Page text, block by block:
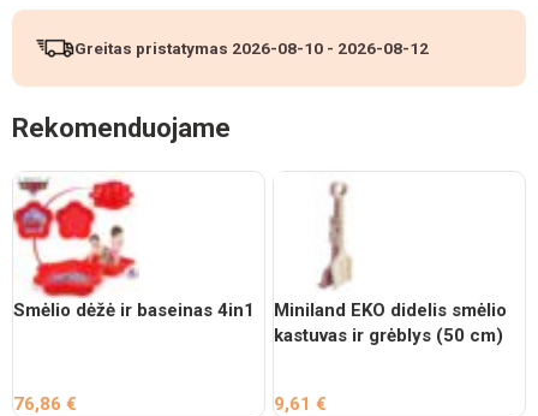
Greitas pristatymas 2026-08-10 - 2026-08-12
Rekomenduojame
Smėlio dėžė ir baseinas 4in1
76,86€
Miniland EKO didelis smėlio
kastuvas ir grėblys (50 cm)
9,61 €